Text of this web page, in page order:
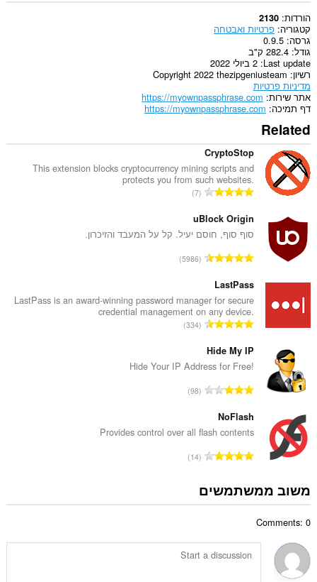
הורדות 2130
קטגוריה פרטיות ואבטחה
גרסה 0.9.5
גודל 282.4 ק"ב
Last update 2 ביולי 2022
רשיון Copyright 2022 thezipgeniusteam
מדיניות פרטיות
אתר שירות https://myownpassphrase.com
דף תמיכה https://myownpassphrase.com
Related
CryptoStop
This extension blocks cryptocurrency mining scripts and
protects you from such websites.
מ
פ
ר
י
ג
י
ם
7
uBlock Origin
סוף סוף, חוסם יעיל. קל על המעבד והזיכרון.
מ
ר
ד
י
ג
י
ם
5986
LastPass
LastPass is an award-winning password manager for secure
credential management on any device.
מ
ר
י
ג
י
ם
334
Hide My IP
Hide Your IP Address for Free!
מ
ר
י
ו
ג
:
98
NoFlash
Provides control over all flash contents
מ
פ
ר
ר
ו
14
משוב ממשתמשים
Comments: 0